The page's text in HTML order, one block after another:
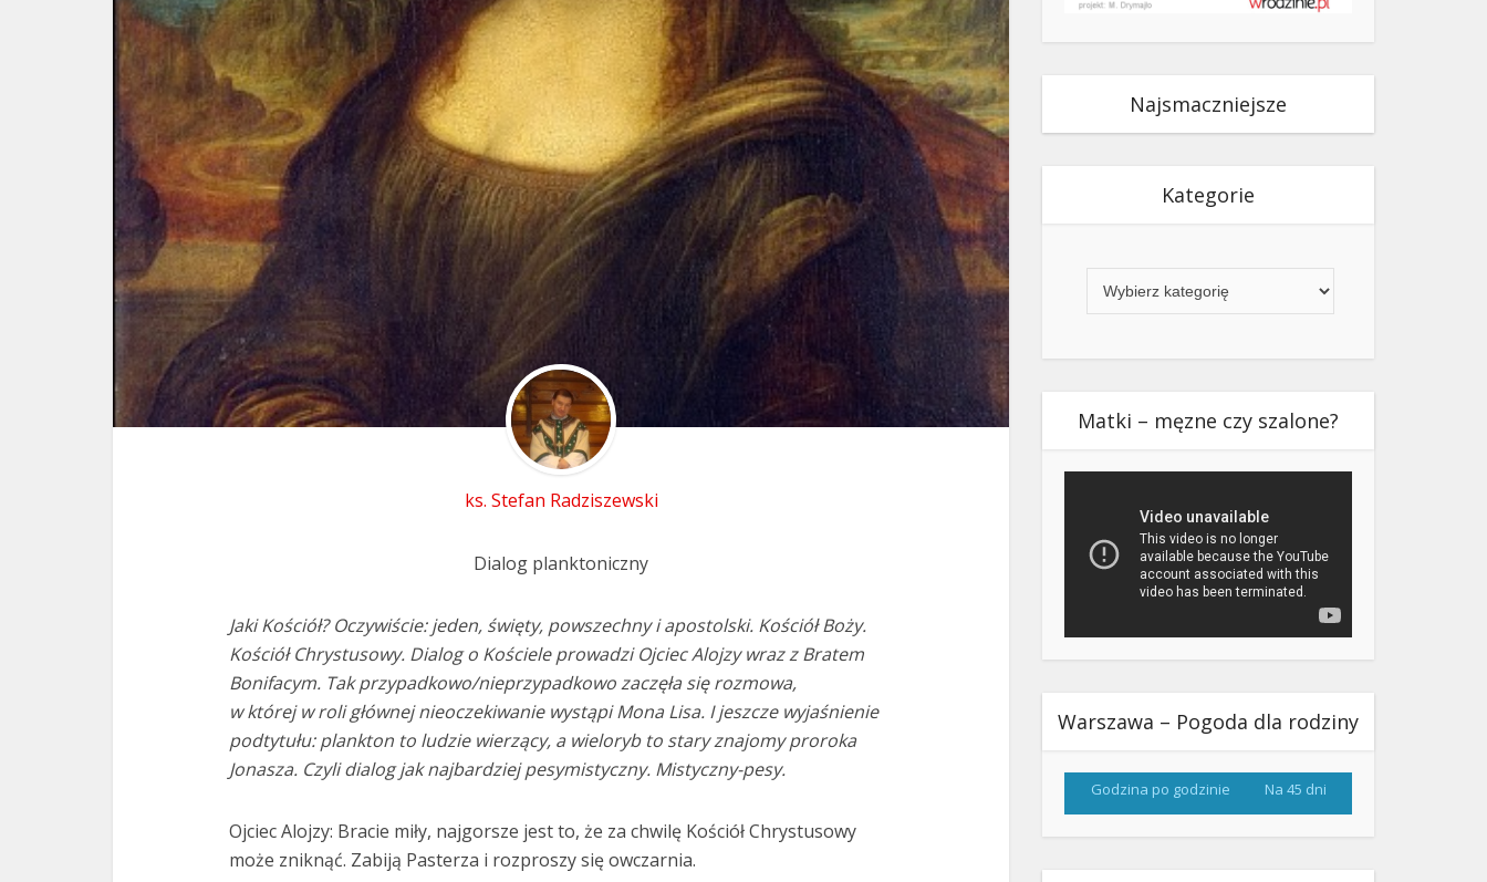
ks. Stefan Radziszewski
Dialog planktoniczny
Jaki Kościół? Oczywiście: jeden, święty, powszechny i apostolski. Kościół Boży.
Kościół Chrystusowy. Dialog o Kościele prowadzi Ojciec Alojzy wraz z Bratem
Bonifacym. Tak przypadkowo/nieprzypadkowo zaczęła się rozmowa,
w której w roli głównej nieoczekiwanie wystąpi Mona Lisa. I jeszcze wyjaśnienie
podtytułu: plankton to ludzie wierzący, a wieloryb to stary znajomy proroka
Jonasza. Czyli dialog jak najbardziej pesymistyczny. Mistyczny-pesy.
Ojciec Alojzy: Bracie miły, najgorsze jest to, że za chwilę Kościół Chrystusowy
może zniknąć. Zabiją Pasterza i rozproszy się owczarnia.
Najsmaczniejsze
Kategorie
Matki – męzne czy szalone?
Warszawa – Pogoda dla rodziny
Godzina po godzinie Na 45 dni